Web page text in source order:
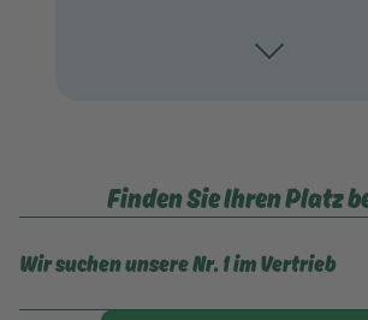
Finden Sie Ihren Platz
Wir suchen unsere Nr. 1 im Vertrieb